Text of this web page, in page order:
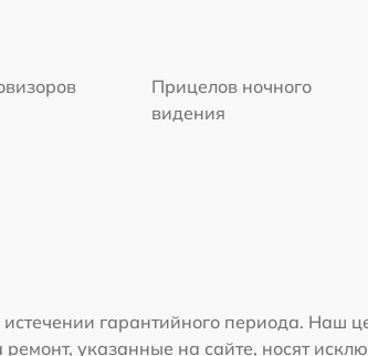
Прицелов ночного
видения
гарантийного периода. Наш
указанные на сайте, носят